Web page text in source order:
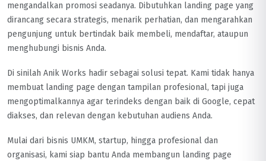
mengandalkan promosi seadanya. Dibutuhkan landing page yang
dirancang secara strategis, menarik perhatian, dan mengarahkan
pengunjung untuk bertindak baik membeli, mendaftar, ataupun
menghubungi bisnis Anda.
Di sinilah Anik Works hadir sebagai solusi tepat. Kami tidak hanya
membuat landing page dengan tampilan profesional, tapi juga
mengoptimalkannya agar terindeks dengan baik di Google, cepat
diakses, dan relevan dengan kebutuhan audiens Anda.
Mulai dari bisnis UMKM, startup, hingga profesional dan
organisasi, kami siap bantu Anda membangun landing page